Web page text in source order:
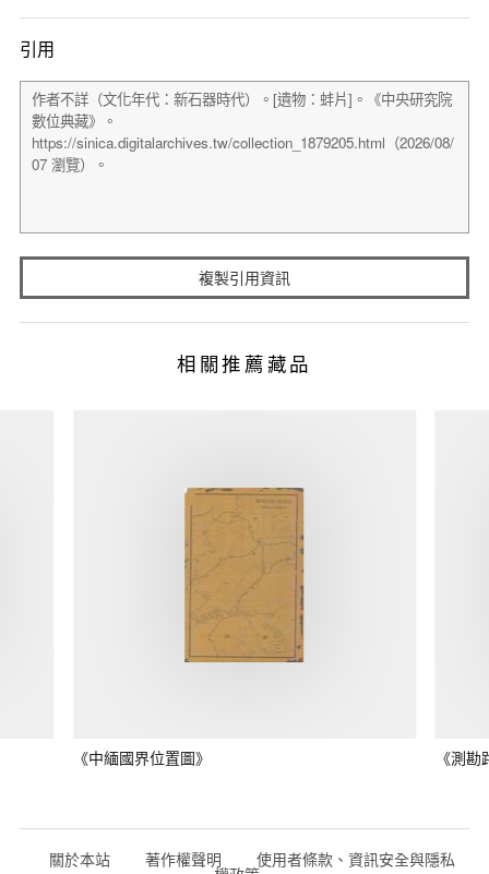
引用
複製引用資訊
相關推薦藏品
《中緬國界位置圖》 《測
關於本站 著作權聲明 使用者條款、資訊安全與隱私